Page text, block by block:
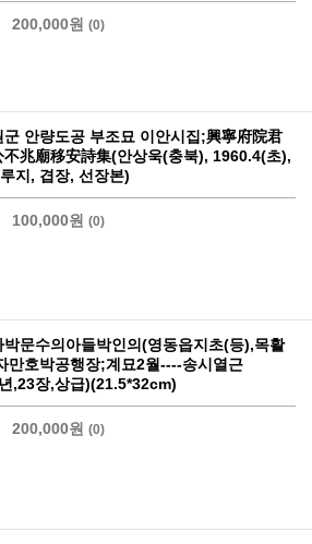
200,000원 (0)
군 안량도공 부조묘 이안시집;興寧府院君
不兆廟移安詩集(안상욱(충북), 1960.4(초),
지, 겹장, 선장본)
100,000원 (0)
박문수의아들박인의(영동읍지초(등),목활
만호박공행장;계묘2월----송시열근
,23장,상급)(21.5*32cm)
200,000원 (0)